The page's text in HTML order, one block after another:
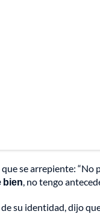
se arrepiente:
bien, no tengo
su identidad, dijo